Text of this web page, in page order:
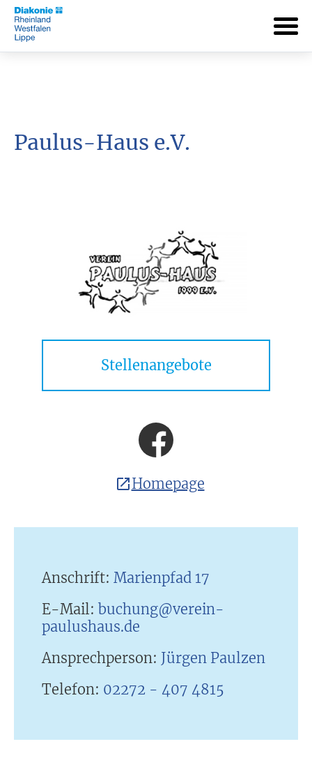
Paulus-Haus e.V.
Stellenangebote
Homepage
Anschrift: Marienpfad 17
E-Mail: buchung@verein-
paulushaus.de
Ansprechperson: Jürgen Paulzen
Telefon: 02272 - 407 4815